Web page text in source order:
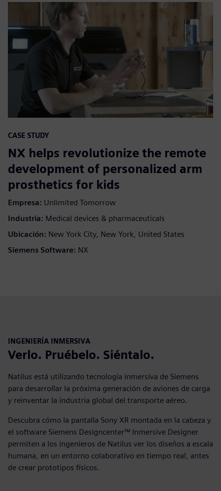
CASE STUDY
NX helps revolutionize the remote
development of personalized arm
prosthetics for kids
Empresa: Unlimited Tomorrow
Industria: Medical devices & pharmaceuticals
Ubicación: New York City, New York, United States
Siemens Software: NX
INGENIERÍA INMERSIVA
Verlo. Pruébelo. Siéntalo.
Natilus está utilizando tecnología inmersiva de Siemens
para desarrollar la próxima generación de aviones de carga
y reinventar la industria global del transporte aéreo.
Descubra cómo la pantalla Sony XR montada en la cabeza y
el software Siemens Designcenter™ Inmersive Designer
permiten a los ingenieros de Natilus ver los diseños a escala
humana, en un entorno colaborativo en tiempo real, antes
de crear prototipos físicos.